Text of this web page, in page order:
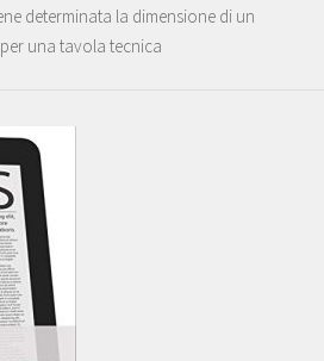
determinata la dimensione di un
una tavola tecnica